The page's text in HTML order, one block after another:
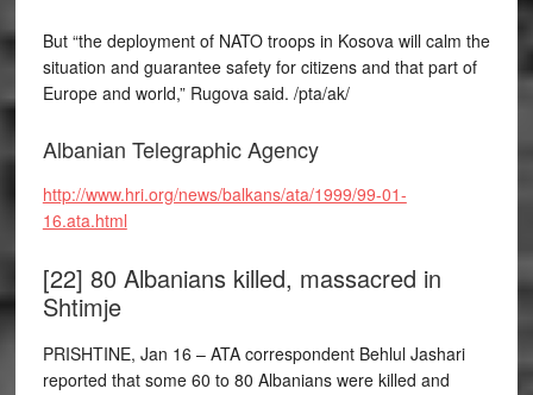
But “the deployment of NATO troops in Kosova will calm the
situation and guarantee safety for citizens and that part of
Europe and world,” Rugova said. /pta/ak/
Albanian Telegraphic Agency
http://www.hri.org/news/balkans/ata/1999/99-01-
16.ata.html
[22] 80 Albanians killed, massacred in
Shtimje
PRISHTINE, Jan 16 – ATA correspondent Behlul Jashari
reported that some 60 to 80 Albanians were killed and